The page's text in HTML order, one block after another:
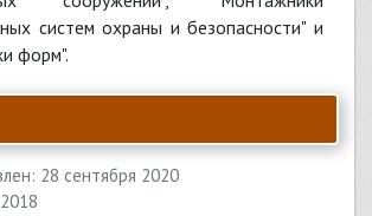
систем охраны и безопасности" и
форм".
28 сентября 2020